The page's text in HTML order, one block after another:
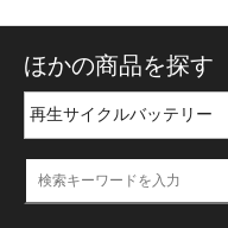
ほかの商品を探す